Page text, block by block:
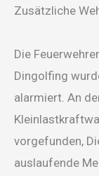
Zusätzliche
Die
Dingolfing
alarmiert. An
vorgefunden,
auslaufende